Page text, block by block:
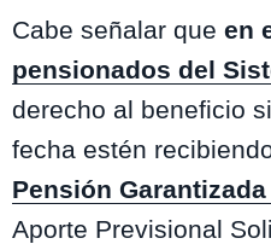
Cabe señalar que en
pensionados del
derecho al beneficio
fecha estén
Pensión
Aporte Previsional